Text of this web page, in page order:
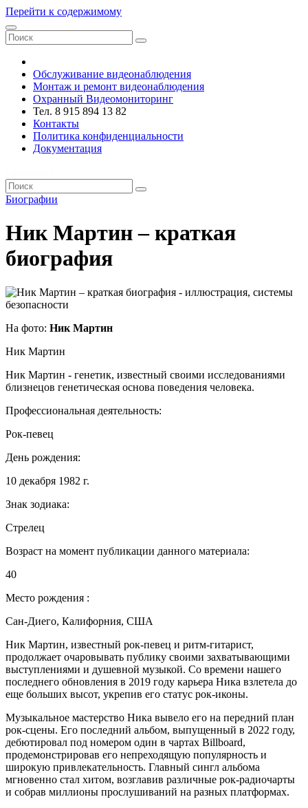
Перейти к содержимому
Обслуживание видеонаблюдения
Монтаж и ремонт видеонаблюдения
Охранный Видеомониторинг
Тел. 8 915 894 13 82
Контакты
Политика конфиденциальности
Документация
Биографии
Ник Мартин – краткая
биография
На фото: Ник Мартин
Ник Мартин
Ник Мартин - генетик, известный своими исследованиями
близнецов генетическая основа поведения человека.
Профессиональная деятельность:
Рок-певец
День рождения:
10 декабря 1982 г.
Знак зодиака:
Стрелец
Возраст на момент публикации данного материала:
40
Место рождения :
Сан-Диего, Калифорния, США
Ник Мартин, известный рок-певец и ритм-гитарист,
продолжает очаровывать публику своими захватывающими
выступлениями и душевной музыкой. Со времени нашего
последнего обновления в 2019 году карьера Ника взлетела до
еще больших высот, укрепив его статус рок-иконы.
Музыкальное мастерство Ника вывело его на передний план
рок-сцены. Его последний альбом, выпущенный в 2022 году,
дебютировал под номером один в чартах Billboard,
продемонстрировав его непреходящую популярность и
широкую привлекательность. Главный сингл альбома
мгновенно стал хитом, возглавив различные рок-радиочарты
и собрав миллионы прослушиваний на разных платформах.